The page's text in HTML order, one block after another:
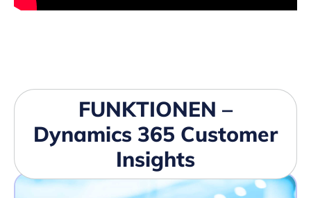
FUNKTIONEN –
Dynamics 365 Customer
Insights